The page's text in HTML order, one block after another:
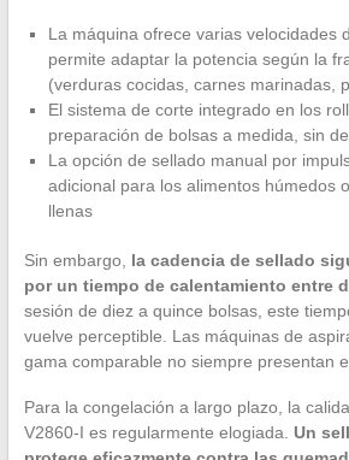
La máquina ofrece varias velocidades
permite adaptar la potencia según la
(verduras cocidas, carnes marinadas,
El sistema de corte integrado en los
preparación de bolsas a medida, sin
La opción de sellado manual por
adicional para los alimentos húmedos
llenas
Sin embargo, la cadencia de sellado
por un tiempo de calentamiento entre
sesión de diez a quince bolsas, este
vuelve perceptible. Las máquinas de
gama comparable no siempre presentan
Para la congelación a largo plazo, la
V2860-I es regularmente elogiada. Un